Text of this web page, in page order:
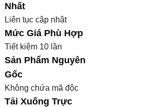
Nhất
Liên tục cập nhật
Mức Giá Phù Hợp
Tiết kiệm 10 lần
Sản Phẩm Nguyên
Gốc
Không chứa mã độc
Tải Xuống Trực